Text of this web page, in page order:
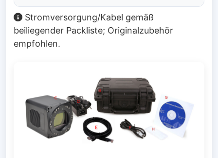
Stromversorgung/Kabel gemäß
beiliegender Packliste; Originalzubehör
empfohlen.